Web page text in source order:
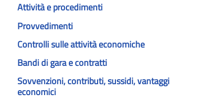
Attività e procedimenti
Provvedimenti
Controlli sulle attività economiche
Bandi di gara e contratti
Sovvenzioni, contributi, sussidi, vantaggi
economici